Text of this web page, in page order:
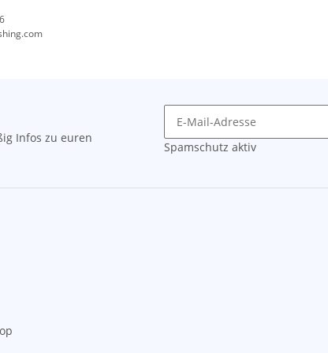
Infos zu euren
Spamschutz aktiv